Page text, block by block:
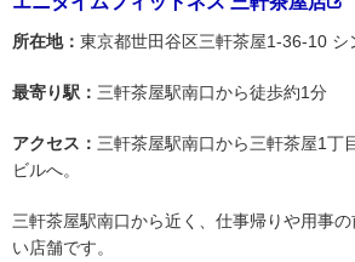
所在地： 東京都世田谷区三軒茶屋1-36-10 シ
最寄り駅： 三軒茶屋駅南口から徒歩約1分
アクセス： 三軒茶屋駅南口から三軒茶屋1丁
ビルへ。
三軒茶屋駅南口から近く、仕事帰りや用事
い店舗です。